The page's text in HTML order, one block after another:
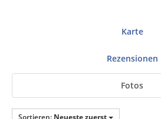
Karte
Rezensionen
Fotos